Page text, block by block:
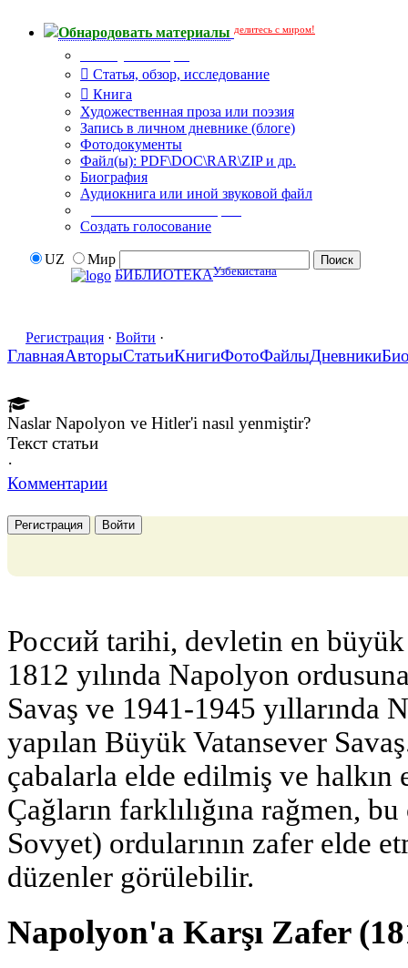
Обнародовать материалы делитесь с миром!
Статья, обзор, исследование
Книга
Художественная проза или поэзия
Запись в личном дневнике (блоге)
Фотодокументы
Файл(ы): PDF\DOC\RAR\ZIP и др.
Биография
Аудиокнига или иной звуковой файл
Создать голосование
UZ
Мир
БИБЛИОТЕКАУзбекистана
Регистрация · Войти ·
ГлавнаяАвторыСтатьиКнигиФотоФайлыДневники
Naslar Napolyon ve Hitler'i nasıl yenmiştir?
Текст статьи
·
Комментарии
Регистрация Войти
Россий tarihi, devletin en
1812 yılında Napolyon
Savaş ve 1941-1945 yıllarında
yapılan Büyük Vatansever
çabalarla elde edilmiş ve halkın
Çağların farklılığına rağmen,
Sovyet) ordularının zafer elde
düzenler görülebilir.
Napolyon'a Karşı Zafer